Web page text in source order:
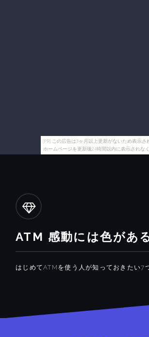
[PR] この広告は3ヶ月以上更新がないため表示さ
ホームページを更新後24時間以内に表示されなく
ATM 感動には色があ
はじめてATMを使う人が知っておきたい7